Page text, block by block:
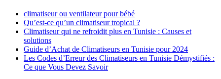
climatiseur ou ventilateur pour bébé
Qu’est-ce qu’un climatiseur tropical ?
Climatiseur qui ne refroidit plus en Tunisie : Causes et
solutions
Guide d’Achat de Climatiseurs en Tunisie pour 2024
Les Codes d’Erreur des Climatiseurs en Tunisie Démystifiés :
Ce que Vous Devez Savoir